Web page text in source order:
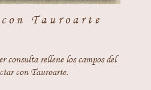
Tauroarte
consulta rellene los campos del
con Tauroarte.